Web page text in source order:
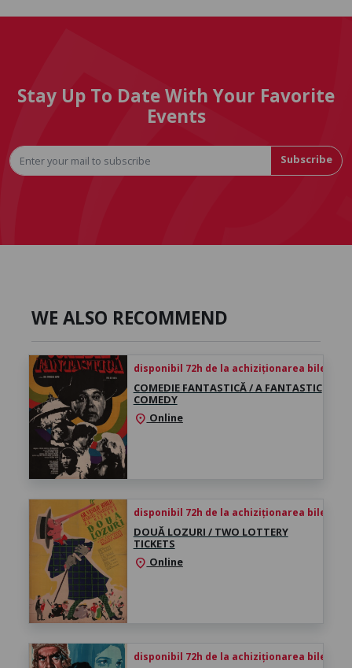
Stay Up To Date With Your Favorite
Events
Subscribe
WE ALSO RECOMMEND
disponibil 72h de la achiziționarea biletului
COMEDIE FANTASTICĂ / A FANTASTIC
COMEDY
location_on Online
disponibil 72h de la achiziționarea biletului
DOUĂ LOZURI / TWO LOTTERY
TICKETS
location_on Online
disponibil 72h de la achiziționarea biletului